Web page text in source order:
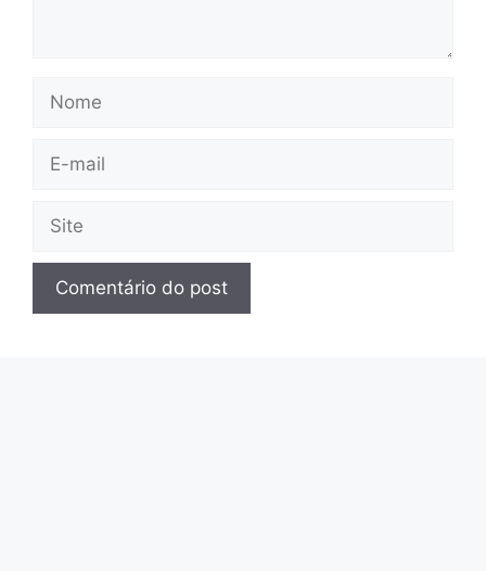
Nome
E-
Site